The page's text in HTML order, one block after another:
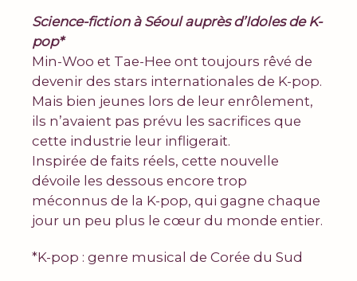
Science-fiction à Séoul auprès d’Idoles de K-
pop*
Min-Woo et Tae-Hee ont toujours rêvé de
devenir des stars internationales de K-pop.
Mais bien jeunes lors de leur enrôlement,
ils n’avaient pas prévu les sacrifices que
cette industrie leur infligerait.
Inspirée de faits réels, cette nouvelle
dévoile les dessous encore trop
méconnus de la K-pop, qui gagne chaque
jour un peu plus le cœur du monde entier.
*K-pop : genre musical de Corée du Sud